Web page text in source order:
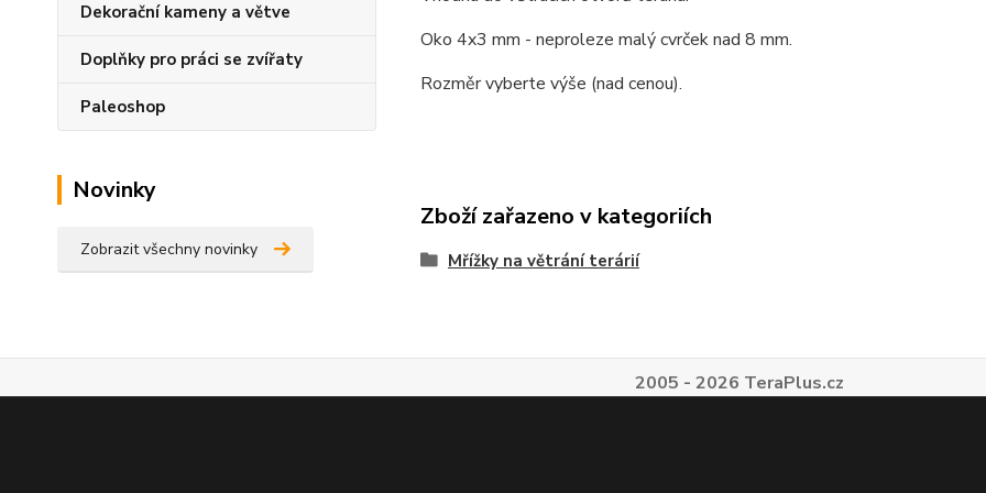
Dekorační kameny a větve
Doplňky pro práci se zvířaty
Paleoshop
Novinky
Zobrazit všechny novinky
Oko 4x3 mm - neproleze malý cvrček nad 8 mm.
Rozměr vyberte výše (nad cenou).
Zboží zařazeno v kategoriích
Mřížky na větrání terárií
2005 - 2026 TeraPlus.cz